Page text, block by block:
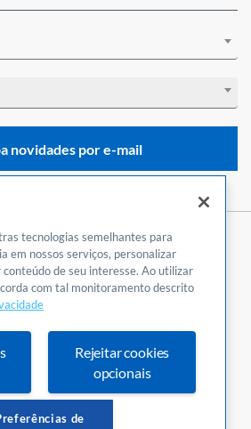
Central de Atendimento
570 0800
24 horas por dia
Fale Conosco
Ouvidoria
Definições de cookies
novidades por e-mail
tecnologias semelhantes para
em nossos serviços, personalizar
de seu interesse. Ao utilizar
com tal monitoramento descrito
Rejeitar cookies
opcionais
de